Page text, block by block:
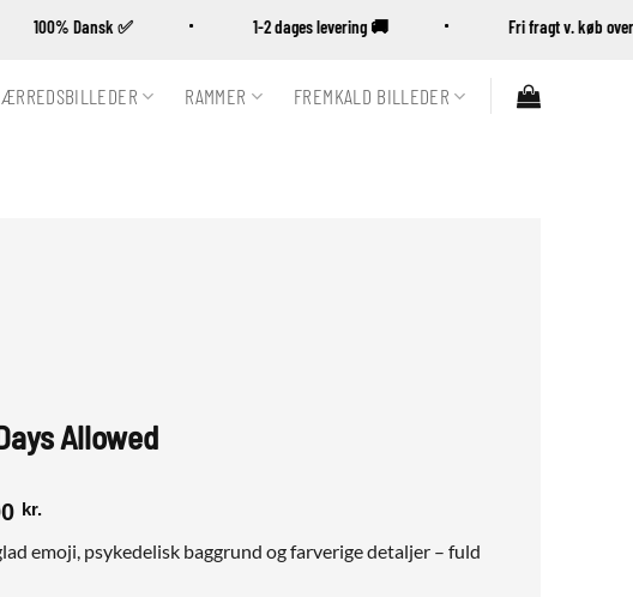
100% Dansk ✅ 1-2 dages levering 🚚 Fri fragt v. køb
RAMMER FREMKALD BILLEDER
Allowed
kr.
emoji, psykedelisk baggrund og farverige detaljer – fuld